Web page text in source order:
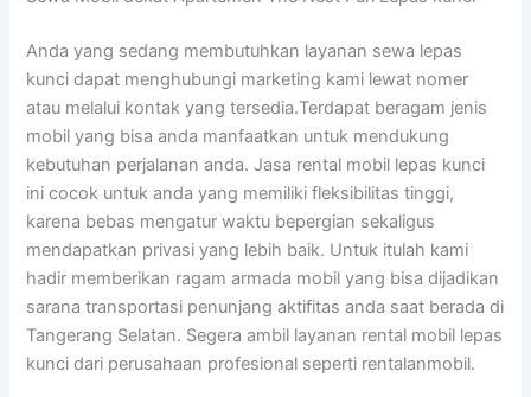
Anda yang sedang membutuhkan layanan sewa lepas
kunci dapat menghubungi marketing kami lewat nomer
atau melalui kontak yang tersedia.Terdapat beragam jenis
mobil yang bisa anda manfaatkan untuk mendukung
kebutuhan perjalanan anda. Jasa rental mobil lepas kunci
ini cocok untuk anda yang memiliki fleksibilitas tinggi,
karena bebas mengatur waktu bepergian sekaligus
mendapatkan privasi yang lebih baik. Untuk itulah kami
hadir memberikan ragam armada mobil yang bisa dijadikan
sarana transportasi penunjang aktifitas anda saat berada di
Tangerang Selatan. Segera ambil layanan rental mobil lepas
kunci dari perusahaan profesional seperti rentalanmobil.